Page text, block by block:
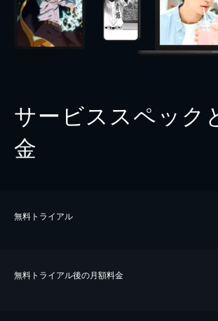
サービススペック
金
無料トライアル
無料トライアル後の⽉額料金